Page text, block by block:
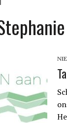
OVER METABOLE ZIEKTEN,
– OVER